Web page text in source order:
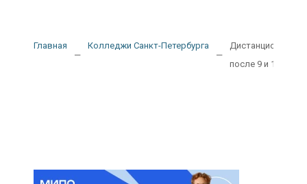
Главная Колледжи Санкт-Петербурга
Дистанционные
после 9 и 11